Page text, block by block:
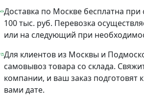
Доставка по Москве бесплатна при
100 тыс. руб. Перевозка
или на следующий при
Для клиентов из Москвы и
самовывоз товара со склада.
компании, и ваш заказ подготовят
вами дате.